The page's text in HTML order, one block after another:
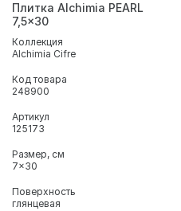
Плитка Alchimia PEARL
7,5x30
Коллекция
Alchimia Cifre
Код товара
248900
Артикул
125173
Размер, см
7x30
Поверхность
глянцевая